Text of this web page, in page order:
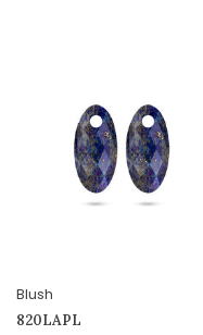
Blush
820LAPL